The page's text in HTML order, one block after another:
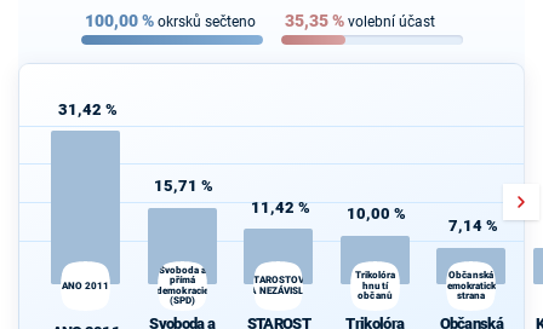
100,00% okrsků sečteno 35,35% volební účast
31,42 %
ANO 2011
15,71 %
Svoboda a
přímá
demokracie
(SPD)
Svoboda a
11,42 %
STAROSTOVÉ
A NEZÁVISLÍ
STAROST
10,00 %
Trikolóra
hnutí
občanů
Trikolóra
7,14 %
Občanská
demokratická
strana
Občanská